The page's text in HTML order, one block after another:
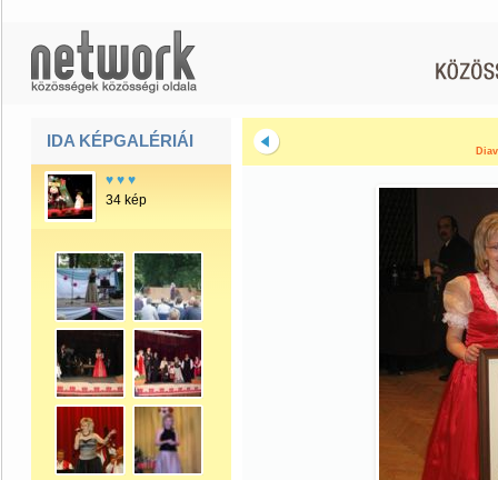
IDA KÉPGALÉRIÁI
♥ ♥ ♥
34 kép